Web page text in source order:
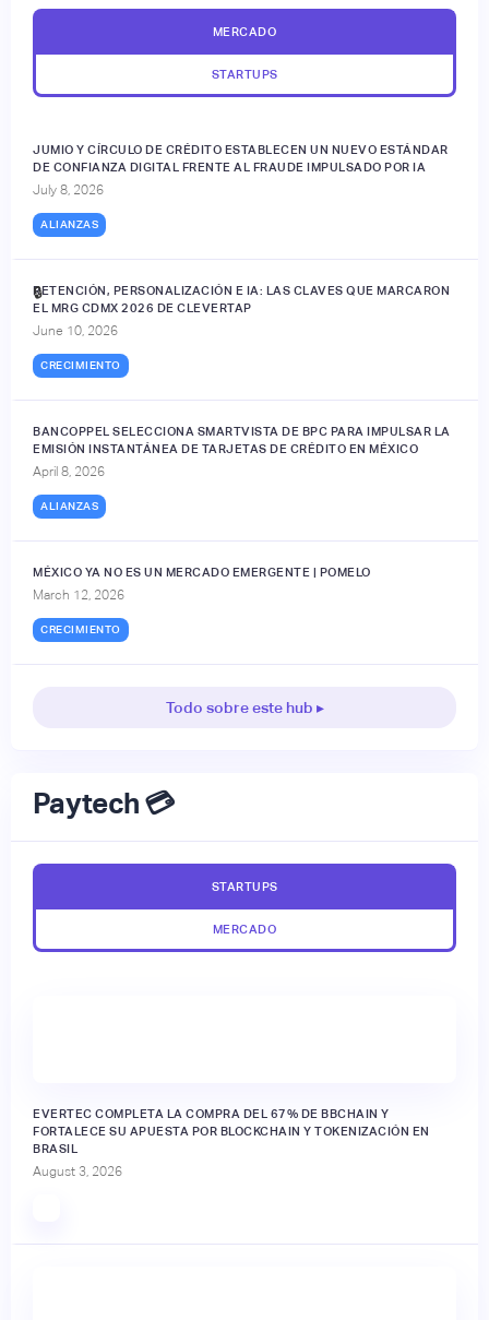
MERCADO
STARTUPS
JUMIO Y CÍRCULO DE CRÉDITO ESTABLECEN UN NUEVO ESTÁNDAR
DE CONFIANZA DIGITAL FRENTE AL FRAUDE IMPULSADO POR IA
July 8, 2026
ALIANZAS
RETENCIÓN, PERSONALIZACIÓN E IA: LAS CLAVES QUE MARCARON
EL MRG CDMX 2026 DE CLEVERTAP
June 10, 2026
CRECIMIENTO
🔒
BANCOPPEL SELECCIONA SMARTVISTA DE BPC PARA IMPULSAR LA
EMISIÓN INSTANTÁNEA DE TARJETAS DE CRÉDITO EN MÉXICO
April 8, 2026
ALIANZAS
MÉXICO YA NO ES UN MERCADO EMERGENTE | POMELO
March 12, 2026
CRECIMIENTO
Todo sobre este hub ▸
Paytech 💳
STARTUPS
MERCADO
EVERTEC COMPLETA LA COMPRA DEL 67% DE BBCHAIN Y
FORTALECE SU APUESTA POR BLOCKCHAIN Y TOKENIZACIÓN EN
BRASIL
August 3, 2026